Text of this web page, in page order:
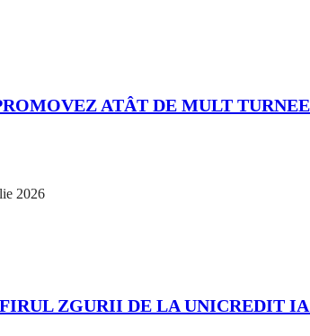
ATÂT DE MULT
2026
ZGURII DE LA UNICREDIT